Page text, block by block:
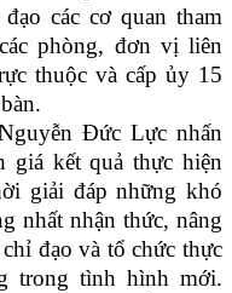
các cơ quan tham
phòng, đơn vị liên
thuộc và cấp ủy 15
Đức Lực nhấn
giá kết quả thực hiện
giải đáp những khó
nhất nhận thức, nâng
đạo và tổ chức thực
trong tình hình mới.